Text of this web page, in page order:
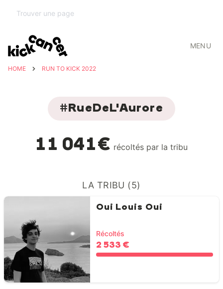
MENU
HOME RUN TO KICK 2022
#RueDeL'Aurore
11 041€ récoltés par la tribu
LA TRIBU (5)
Oui Louis Oui
Récoltés
2 533 €